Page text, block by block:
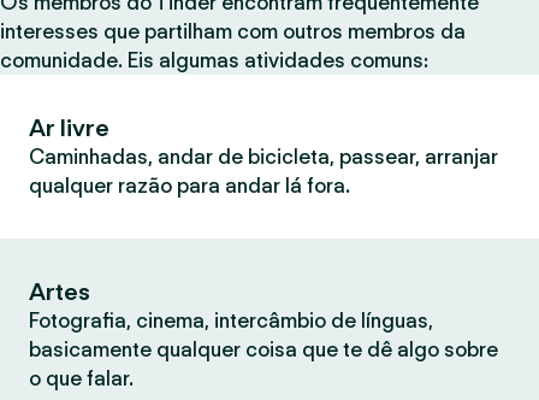
interesses que partilham com outros membros da
comunidade. Eis algumas atividades comuns:
Ar livre
Caminhadas, andar de bicicleta, passear, arranjar
qualquer razão para andar lá fora.
Artes
Fotografia, cinema, intercâmbio de línguas,
basicamente qualquer coisa que te dê algo sobre
o que falar.